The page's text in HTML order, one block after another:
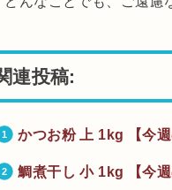
連投稿:
かつお粉 上 1kg 【今
鯛煮干し 小 1kg 【今